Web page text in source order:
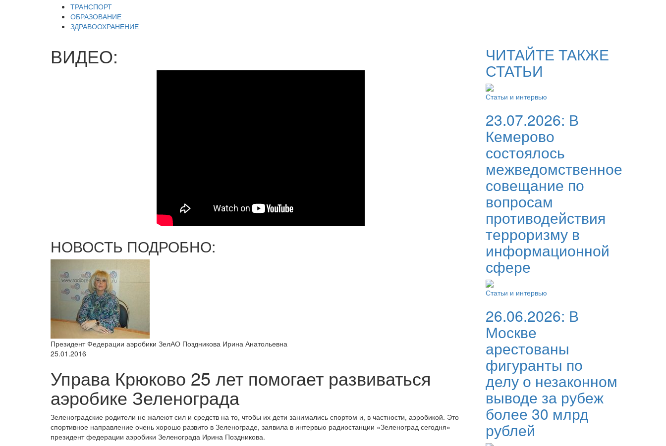
ТРАНСПОРТ
ОБРАЗОВАНИЕ
ЗДРАВООХРАНЕНИЕ
ВИДЕО:
НОВОСТЬ ПОДРОБНО:
Президент Федерации аэробики ЗелАО Поздникова Ирина Анатольевна
25.01.2016
Управа Крюково 25 лет помогает развиваться
аэробике Зеленограда
Зеленоградские родители не жалеют сил и средств на то, чтобы их дети занимались спортом и, в частности, аэробикой. Это
спортивное направление очень хорошо развито в Зеленограде, заявила в интервью радиостанции «Зеленоград сегодня»
президент федерации аэробики Зеленограда Ирина Поздникова.
ЧИТАЙТЕ ТАКЖЕ
СТАТЬИ
Статьи и интервью
23.07.2026: В
Кемерово
состоялось
межведомственное
совещание по
вопросам
противодействия
терроризму в
информационной
сфере
Статьи и интервью
26.06.2026: В
Москве
арестованы
фигуранты по
делу о незаконном
выводе за рубеж
более 30 млрд
рублей